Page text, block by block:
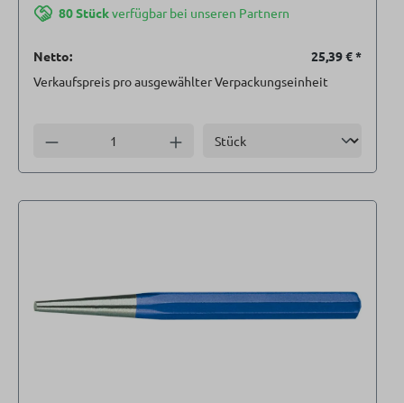
80 Stückverfügbar bei unseren Partnern
Netto: 25,39 €*
Verkaufspreis pro ausgewählter Verpackungseinheit
Anzahl verringern Anzahl erhöhen